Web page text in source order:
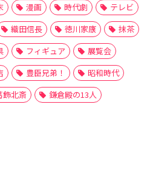
漫画 時代劇
テレビ
織田信長 徳川家康
抹茶
フィギュア
展覧会
豊臣兄弟！
昭和時代
飾北斎 鎌倉殿の13人